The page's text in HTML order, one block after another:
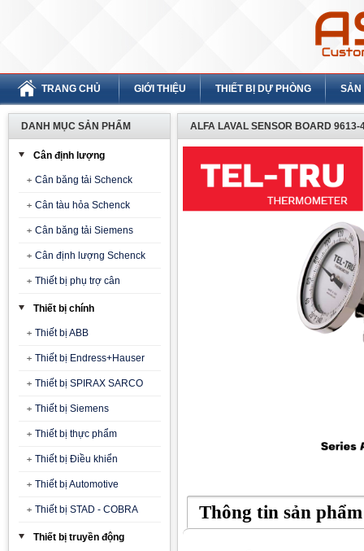
TRANG CHỦ GIỚI THIỆU THIẾT BỊ DỰ PHÒNG SẢN
DANH MỤC SẢN PHẨM
Cân định lượng
Cân băng tải Schenck
Cân tàu hỏa Schenck
Cân băng tải Siemens
Cân định lượng Schenck
Thiết bị phụ trợ cân
Thiết bị chính
Thiết bị ABB
Thiết bị Endress+Hauser
Thiết bị SPIRAX SARCO
Thiết bị Siemens
Thiết bị thực phẩm
Thiết bị Điều khiển
Thiết bị Automotive
Thiết bị STAD - COBRA
Thiết bị truyền động
ALFA LAVAL SENSOR BOARD 9613-
Thông tin sản phẩm